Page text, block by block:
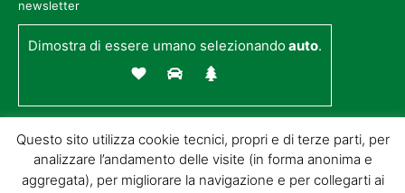
newsletter
Dimostra di essere umano selezionandoauto.
Questo sito utilizza cookie tecnici, propri e di terze parti, per
analizzare l’andamento delle visite (in forma anonima e
aggregata), per migliorare la navigazione e per collegarti ai